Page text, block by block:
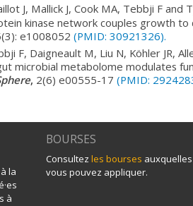
J, Mallick J, Cook MA, Tebbji F and
kinase network couples growth to
e1008052 (PMID: 30921326).
F, Daigneault M, Liu N, Köhler JR,
microbial metabolome modulates
, 2(6) e00555-17 (PMID:
la
à
BOURSES
Consultez les bourses auxquelles
vous pouvez appliquer.